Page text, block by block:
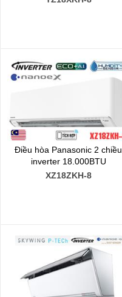
Điều hòa Panasonic 2 chiều
inverter 18.000BTU
XZ18ZKH-8